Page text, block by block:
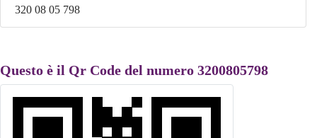
320 08 05 798
Questo è il Qr Code del numero 3200805798